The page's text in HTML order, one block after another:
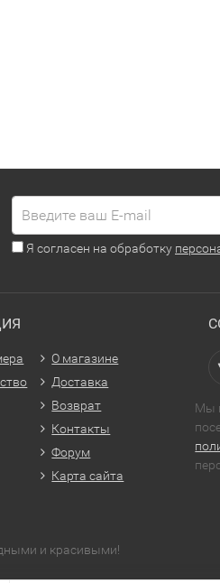
Я согласен на обработку
О магазине
Доставка
Возврат
Контакты
Форум
Карта сайта
Мы
и красивыми!